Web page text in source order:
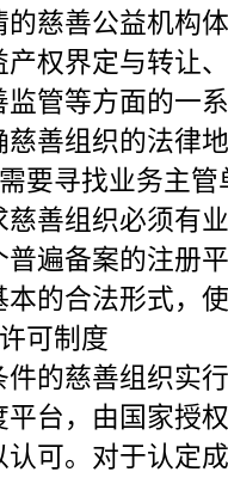
的慈善公益机构
产权界定与转让
监管等方面的一
慈善组织的法律
要寻找业务主管
慈善组织必须有
普遍备案的注册
本的合法形式，
可制度
件的慈善组织实
台，由国家授
认可。对于认定